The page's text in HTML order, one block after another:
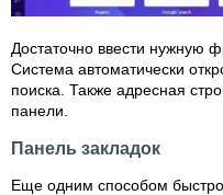
Достаточно ввести нужную
Система автоматически
поиска. Также адресная
панели.
Панель закладок
Еще одним способом